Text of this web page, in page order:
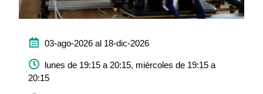
03-ago-2026 al 18-dic-2026
lunes de 19:15 a 20:15, miércoles de 19:15 a
20:15